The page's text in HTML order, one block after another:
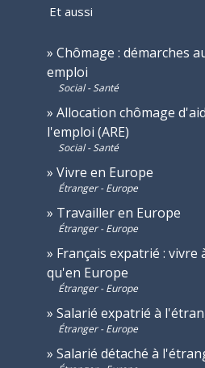
Et aussi
Chômage : démarches
emploi
Social - Santé
Allocation chômage
l'emploi (ARE)
Social - Santé
Vivre en Europe
Étranger - Europe
Travailler en Europe
Étranger - Europe
Français expatrié :
qu'en Europe
Étranger - Europe
Salarié expatrié à
Étranger - Europe
Salarié détaché à